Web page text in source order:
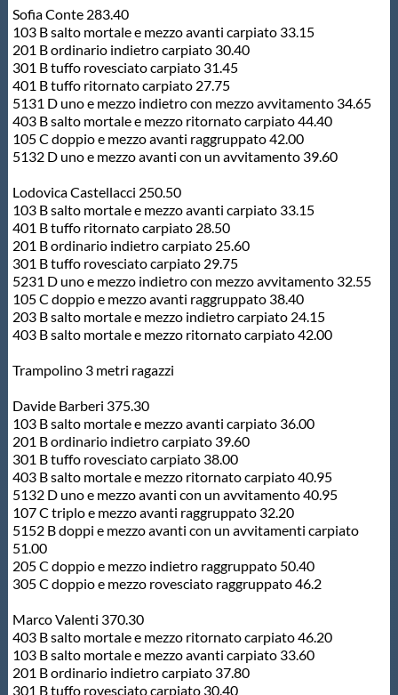
Sofia Conte 283.40
103 B salto mortale e mezzo avanti carpiato 33.15
201 B ordinario indietro carpiato 30.40
301 B tuffo rovesciato carpiato 31.45
401 B tuffo ritornato carpiato 27.75
5131 D uno e mezzo indietro con mezzo avvitamento 34.65
403 B salto mortale e mezzo ritornato carpiato 44.40
105 C doppio e mezzo avanti raggruppato 42.00
5132 D uno e mezzo avanti con un avvitamento 39.60
Lodovica Castellacci 250.50
103 B salto mortale e mezzo avanti carpiato 33.15
401 B tuffo ritornato carpiato 28.50
201 B ordinario indietro carpiato 25.60
301 B tuffo rovesciato carpiato 29.75
5231 D uno e mezzo indietro con mezzo avvitamento 32.55
105 C doppio e mezzo avanti raggruppato 38.40
203 B salto mortale e mezzo indietro carpiato 24.15
403 B salto mortale e mezzo ritornato carpiato 42.00
Trampolino 3 metri ragazzi
Davide Barberi 375.30
103 B salto mortale e mezzo avanti carpiato 36.00
201 B ordinario indietro carpiato 39.60
301 B tuffo rovesciato carpiato 38.00
403 B salto mortale e mezzo ritornato carpiato 40.95
5132 D uno e mezzo avanti con un avvitamento 40.95
107 C triplo e mezzo avanti raggruppato 32.20
5152 B doppi e mezzo avanti con un avvitamenti carpiato
51.00
205 C doppio e mezzo indietro raggruppato 50.40
305 C doppio e mezzo rovesciato raggruppato 46.2
Marco Valenti 370.30
403 B salto mortale e mezzo ritornato carpiato 46.20
103 B salto mortale e mezzo avanti carpiato 33.60
201 B ordinario indietro carpiato 37.80
301 B tuffo rovesciato carpiato 30.40